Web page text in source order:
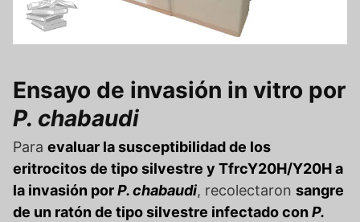
Ensayo de invasión in vitro por
P. chabaudi
Para evaluar la susceptibilidad de los
eritrocitos de tipo silvestre y TfrcY20H/Y20H a
la invasión porP. chabaudi, recolectaron sangre
de un ratón de tipo silvestre infectado conP.